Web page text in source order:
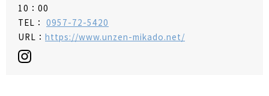
10：00
TEL： 0957-72-5420
URL： https://www.unzen-mikado.net/